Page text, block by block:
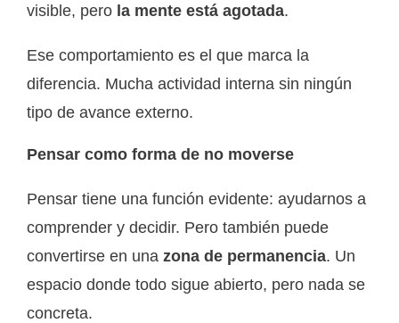
visible, pero la mente está agotada.
Ese comportamiento es el que marca la
diferencia. Mucha actividad interna sin ningún
tipo de avance externo.
Pensar como forma de no moverse
Pensar tiene una función evidente: ayudarnos a
comprender y decidir. Pero también puede
convertirse en una zona de permanencia. Un
espacio donde todo sigue abierto, pero nada se
concreta.